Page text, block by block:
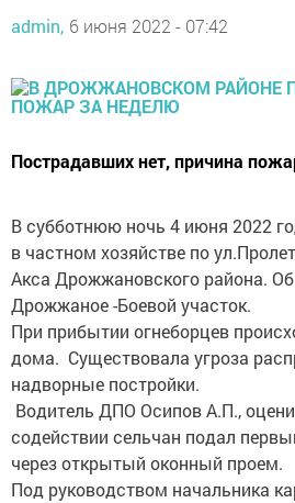
admin, 6 июня 2022 - 07:42
Пострадавших нет, причина
В субботнюю ночь 4 июня 2022
в частном хозяйстве по
Акса Дрожжановского района.
Дрожжаное -Боевой участок.
При прибытии огнеборцев
дома. Существовала угроза
надворные постройки.
Водитель ДПО Осипов А.П.,
содействии сельчан подал
через открытый оконный проем.
Под руководством начальника